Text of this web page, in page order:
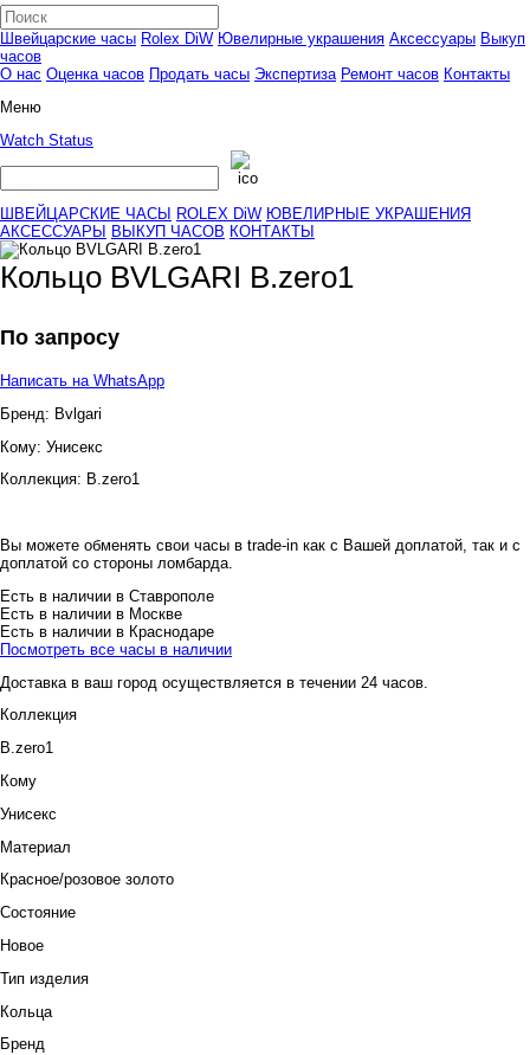
Швейцарские часы Rolex DiW Ювелирные украшения Аксессуары Выкуп
часов
О нас Оценка часов Продать часы Экспертиза Ремонт часов Контакты
Меню
Watch Status
ШВЕЙЦАРСКИЕ ЧАСЫ ROLEX DiW ЮВЕЛИРНЫЕ УКРАШЕНИЯ
АКСЕССУАРЫ
ВЫКУП ЧАСОВ КОНТАКТЫ
Кольцо BVLGARI B.zero1
По запросу
Написать на WhatsApp
Бренд: Bvlgari
Кому: Унисекс
Коллекция: B.zero1
Вы можете обменять свои часы в trade-in как с Вашей доплатой, так и с
доплатой со стороны ломбарда.
Есть в наличии в Ставрополе
Есть в наличии в Москве
Есть в наличии в Краснодаре
Посмотреть все часы в наличии
Доставка в ваш город осуществляется в течении 24 часов.
Коллекция
B.zero1
Кому
Унисекс
Материал
Красное/розовое золото
Состояние
Новое
Тип изделия
Кольца
Бренд